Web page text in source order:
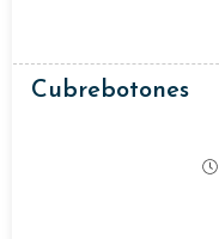
Cubrebotones